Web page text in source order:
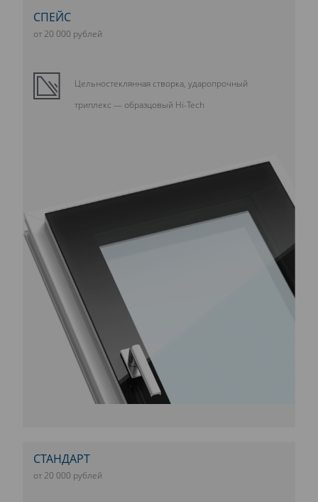
СПЕЙС
от 20 000 рублей
Цельностеклянная створка, ударопрочный
триплекс — образцовый Hi-Tech
СТАНДАРТ
от 20 000 рублей